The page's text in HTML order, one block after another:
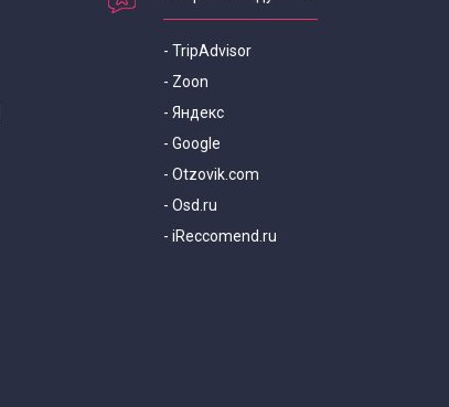
- TripAdvisor
- Zoon
- Яндекс
- Google
- Otzovik.com
- Osd.ru
- iReccomend.ru